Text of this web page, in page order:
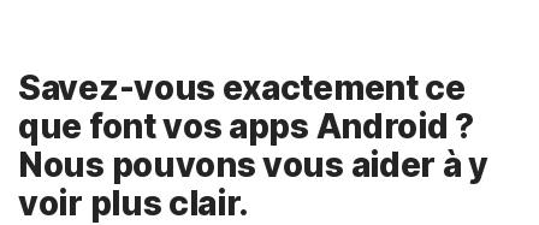
Savez-vous exactement ce
que font vos apps Android ?
Nous pouvons vous aider à y
voir plus clair.